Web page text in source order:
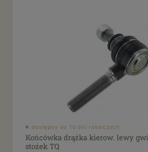
dostępny do 10 dni roboczych
Końcówka drążka kierow. lewy
stożek TQ